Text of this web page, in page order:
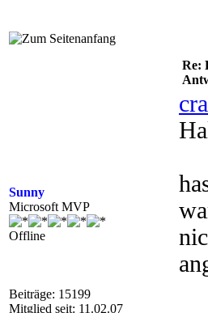
Sunny
Microsoft MVP
Offline
Beiträge: 15199
Mitglied seit: 11.02.07
Re: